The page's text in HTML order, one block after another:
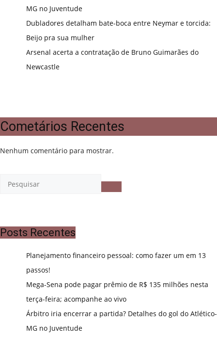
MG no Juventude
Dubladores detalham bate-boca entre Neymar e torcida:
Beijo pra sua mulher
Arsenal acerta a contratação de Bruno Guimarães do
Newcastle
Cometários Recentes
Nenhum comentário para mostrar.
Posts Recentes
Planejamento financeiro pessoal: como fazer um em 13
passos!
Mega-Sena pode pagar prêmio de R$ 135 milhões nesta
terça-feira; acompanhe ao vivo
Árbitro iria encerrar a partida? Detalhes do gol do Atlético-
MG no Juventude